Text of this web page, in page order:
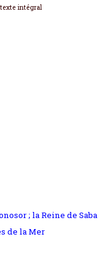
texte intégral
; la Reine de Saba
de la Mer